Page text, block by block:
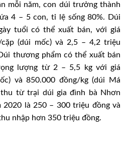
mỗi năm, con dúi trưởng thành
4 – 5 con, tỉ lệ sống 80%. Dúi
tuổi có thể xuất bán, với giá
(dúi mốc) và 2,5 – 4,2 triệu
thương phẩm có thể xuất bán
lượng từ 2 – 5,5 kg với giá
và 850.000 đồng/kg (dúi Má
từ trại dúi gia đình bà Nhơn
là 250 – 300 triệu đồng và
nhập hơn 350 triệu đồng.